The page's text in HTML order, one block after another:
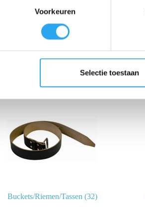
Voorkeuren
Selectie toestaan
Buckets/Riemen/Tassen(32)